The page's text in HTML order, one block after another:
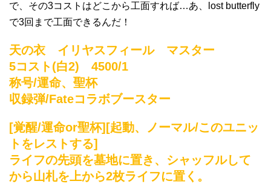
で、その3コストはどこから工面すれば…あ、lost butterfly
で3回まで工面できるんだ！
天の衣 イリヤスフィール マスター
5コスト(白2) 4500/1
称号/運命、聖杯
収録弾/Fateコラボブースター
[覚醒/運命or聖杯][起動、ノーマル/このユニッ
トをレストする]
ライフの先頭を墓地に置き、シャッフルして
から山札を上から2枚ライフに置く。